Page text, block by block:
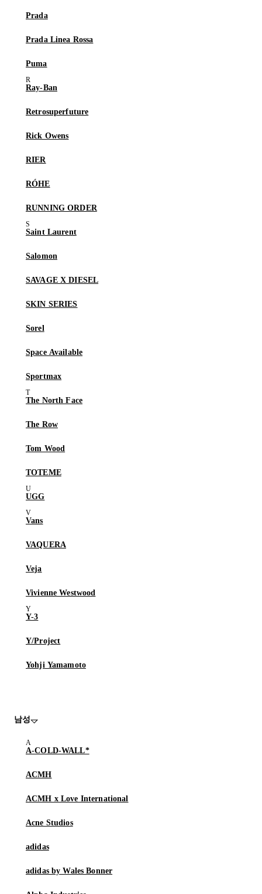
Prada
Prada Linea Rossa
Puma
Ray-Ban
Retrosuperfuture
Rick Owens
RIER
RÓHE
RUNNING ORDER
Saint Laurent
Salomon
SAVAGE X DIESEL
SKIN SERIES
Sorel
Space Available
Sportmax
The North Face
The Row
Tom Wood
TOTEME
UGG
Vans
VAQUERA
Veja
Vivienne Westwood
Y-3
Y/Project
Yohji Yamamoto
남성
A-COLD-WALL*
ACMH
ACMH x Love International
Acne Studios
adidas
adidas by Wales Bonner